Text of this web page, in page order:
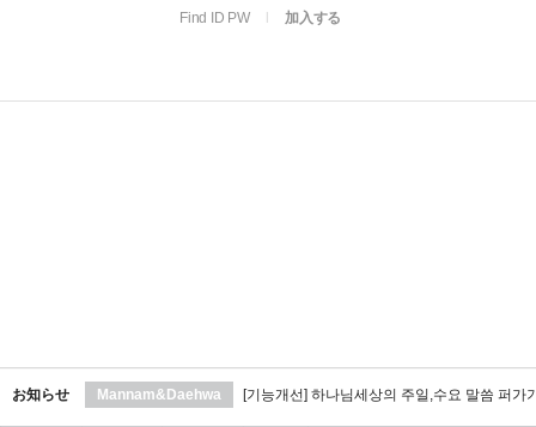
Find ID PW 加入する
お知らせ Mannam&Daehwa [기능개선] 하나님세상의 주일,수요 말씀 퍼가